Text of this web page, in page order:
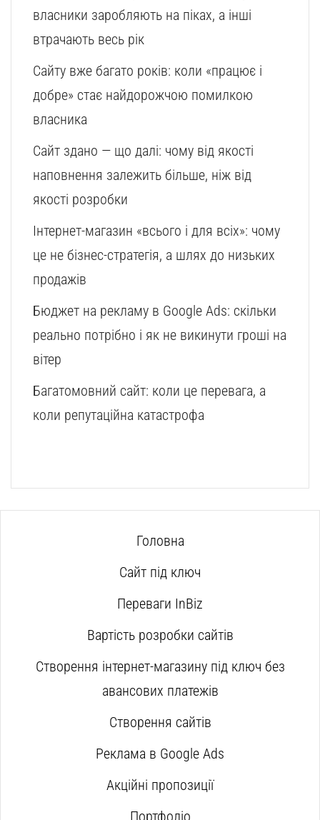
власники заробляють на піках, а інші
втрачають весь рік
Сайту вже багато років: коли «працює і
добре» стає найдорожчою помилкою
власника
Сайт здано — що далі: чому від якості
наповнення залежить більше, ніж від
якості розробки
Інтернет-магазин «всього і для всіх»: чому
це не бізнес-стратегія, а шлях до низьких
продажів
Бюджет на рекламу в Google Ads: скільки
реально потрібно і як не викинути гроші на
вітер
Багатомовний сайт: коли це перевага, а
коли репутаційна катастрофа
Головна
Сайт під ключ
Переваги InBiz
Вартість розробки сайтів
Створення інтернет-магазину під ключ без
авансових платежів
Створення сайтів
Реклама в Google Ads
Акційні пропозиції
Портфоліо